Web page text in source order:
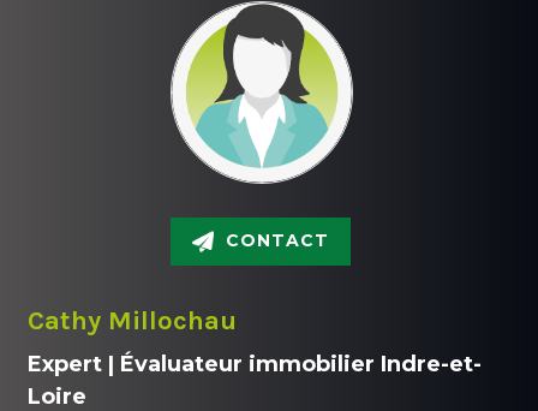
CONTACT
Cathy Millochau
Expert | Évaluateur immobilier Indre-et-
Loire